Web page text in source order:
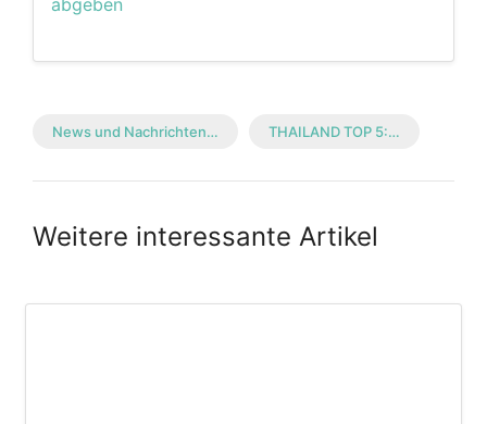
News und Nachrichten… THAILAND TOP 5:…
Weitere interessante Artikel